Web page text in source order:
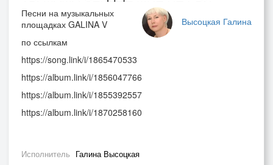
Высоцкая Галина
Песни на музыкальных
площадках GALINA V
по ссылкам
https://song.link/i/1865470533
https://album.link/i/1856047766
https://album.link/i/1855392557
https://album.link/i/1870258160
Исполнитель Галина Высоцкая